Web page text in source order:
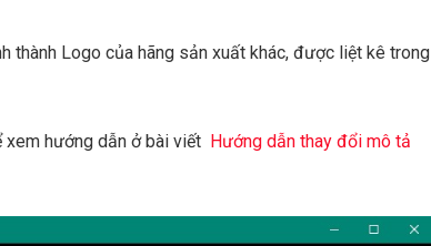
thành Logo của hãng sản xuất khác, được liệt kê trong
xem hướng dẫn ở bài viết Hướng dẫn thay đổi mô tả